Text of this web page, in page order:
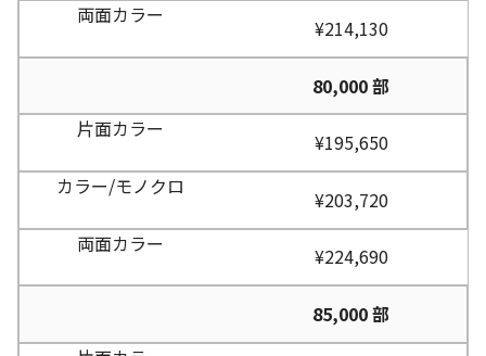
¥214,130
80,000 部
¥195,650
¥203,720
¥224,690
85,000 部